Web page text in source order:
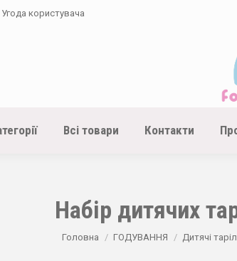
Угода користувача
Всі товари Контакти
Набір дитячих
You are here:
Головна ГОДУВАННЯ Дитячі